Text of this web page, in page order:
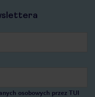
osobowych przez TUI